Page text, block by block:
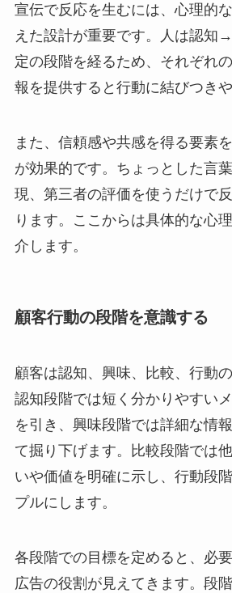
宣伝で反応を生むには、心理的
えた設計が重要です。人は認
定の段階を経るため、それぞれ
報を提供すると行動に結びつき
また、信頼感や共感を得る要素
が効果的です。ちょっとした言
現、第三者の評価を使うだけで
ります。ここからは具体的な心
介します。
顧客行動の段階を意識する
顧客は認知、興味、比較、行動
認知段階では短く分かりやすい
を引き、興味段階では詳細な情
て掘り下げます。比較段階では
いや価値を明確に示し、行動段
プルにします。
各段階での目標を定めると、必
広告の役割が見えてきます。段